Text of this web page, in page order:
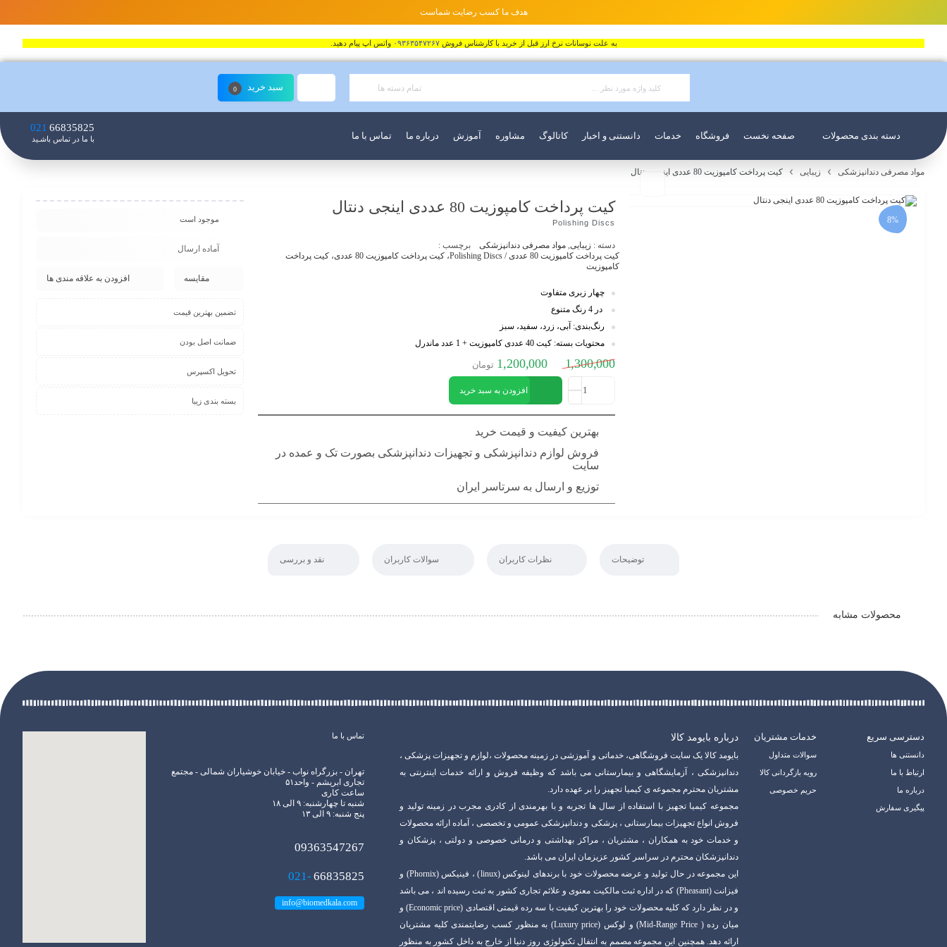
هدف ما کسب رضایت شماست
به علت نوسانات نرخ ارز قبل از خرید با کارشناس فروش ۰۹۳۶۳۵۴۷۲۶۷ واتس اپ پیام دهید.
تمام دسته ها سبد خرید 0
دسته بندی محصولات صفحه نخست فروشگاه خدمات دانستنی و اخبار کاتالوگ مشاوره آموزش درباره ما تماس با ما
66835825
021
با ما در تماس باشـید
مواد مصرفی دندانپزشکی زیبایی کیت پرداخت کامپوزیت 80 عددی اینجی دنتال
8%
کیت پرداخت کامپوزیت 80 عددی اینجی دنتال
Polishing Discs
دسته : زیبایی,مواد مصرفی دندانپزشکی
برچسب :
کیت پرداخت کامپوزیت 80 عددی / Polishing Discs، کیت پرداخت کامپوزیت 80 عددی، کیت پرداخت
کامپوزیت
چهار زبری متفاوت
در 4 رنگ متنوع
رنگ‌بندی: آبی، زرد، سفید، سبز
محتویات بسته: کیت 40 عددی کامپوزیت + 1 عدد ماندرل
1,300,000
1,200,000 تومان
افزودن به سبد خرید
بهترین کیفیت و قیمت خرید
فروش لوازم دندانپزشکی و تجهیزات دندانپزشکی بصورت تک و عمده در
سایت
توزیع و ارسال به سرتاسر ایران
موجود است
آماده ارسال
مقایسه افزودن به علاقه مندی ها
تضمین بهترین قیمت
ضمانت اصل بودن
تحویل اکسپرس
بسته بندی زیبا
توضیحات نظرات کاربران سوالات کاربران نقد و بررسی
محصولات مشابه
دسترسی سریع
دانستنی ها
ارتباط با ما
درباره ما
پیگیری سفارش
خدمات مشتریان
سوالات متداول
رویه بازگردانی کالا
حریم خصوصی
درباره بایومد کالا
بایومد کالا یک سایت فروشگاهی، خدماتی و آموزشی در زمینه محصولات ،لوازم و تجهیزات پزشکی ،
دندانپزشکی ، آزمایشگاهی و بیمارستانی می باشد که وظیفه فروش و ارائه خدمات اینترنتی به
مشتریان محترم مجموعه ی کیمیا تجهیز را بر عهده دارد.
مجموعه کیمیا تجهیز با استفاده از سال ها تجربه و با بهرمندی از کادری مجرب در زمینه تولید و
فروش انواع تجهیزات بیمارستانی ، پزشکی و دندانپزشکی عمومی و تخصصی ، آماده ارائه محصولات
و خدمات خود به همکاران ، مشتریان ، مراکز بهداشتی و درمانی خصوصی و دولتی ، پزشکان و
دندانپزشکان محترم در سراسر کشور عزیزمان ایران می باشد.
این مجموعه در حال تولید و عرضه محصولات خود با برندهای لینوکس (linux) ، فینیکس (Phornix) و
فیزانت (Pheasant) که در اداره ثبت مالکیت معنوی و علائم تجاری کشور به ثبت رسیده اند ، می باشد
و در نظر دارد که کلیه محصولات خود را بهترین کیفیت با سه رده قیمتی اقتصادی (Economic price) و
میان رده ( Mid-Range Price) و لوکس (Luxury price) به منظور کسب رضایتمندی کلیه مشتریان
ارائه دهد. همچنین این مجموعه مصمم به انتفال تکنولوژی روز دنیا از خارج به داخل کشور به منظور
تماس با ما
تهران - بزرگراه نواب - خیابان خوشیاران شمالی - مجتمع
تجاری ابریشم - واحد۵۱
ساعت کاری
شنبه تا چهارشنبه: ۹ الی ۱۸
پنج شنبه: ۹ الی ۱۳
09363547267
021- 66835825
info@biomedkala.com